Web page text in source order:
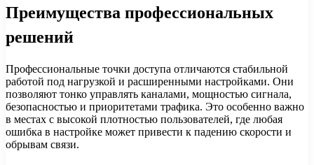
Преимущества профессиональных
решений
Профессиональные точки доступа отличаются стабильной
работой под нагрузкой и расширенными настройками. Они
позволяют тонко управлять каналами, мощностью сигнала,
безопасностью и приоритетами трафика. Это особенно важно
в местах с высокой плотностью пользователей, где любая
ошибка в настройке может привести к падению скорости и
обрывам связи.